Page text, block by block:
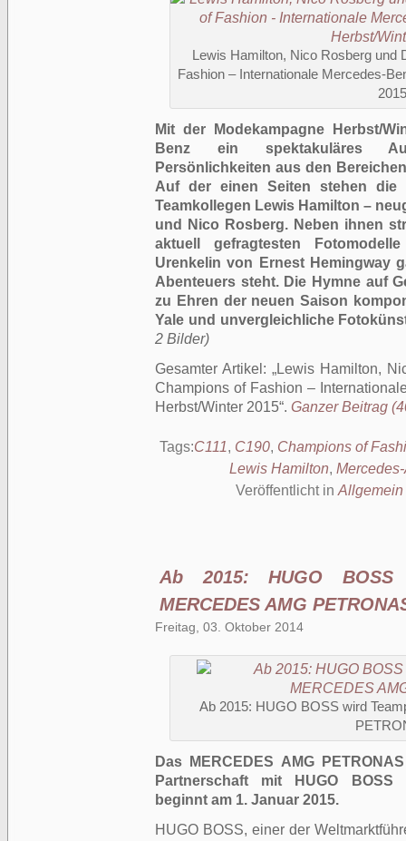
Lewis Hamilton, Nico Rosberg und
Fashion – Internationale Mercedes-
2015
Mit der Modekampagne Herbst/
Benz ein spektakuläres
Persönlichkeiten aus den
Auf der einen Seiten stehen die
Teamkollegen Lewis Hamilton –
und Nico Rosberg. Neben ihnen
aktuell gefragtesten
Urenkelin von Ernest Hemingway
Abenteuers steht. Die Hymne auf
zu Ehren der neuen Saison
Yale und unvergleichliche
2 Bilder)
Gesamter Artikel:
Lewis Hamilton,
Champions of Fashion –
Herbst/Winter 2015 . Ganzer Beitrag
Tags:C111, C190, Champions of
Lewis Hamilton,
Veröffentlicht in Allgemein
Ab 2015: HUGO
MERCEDES AMG
Freitag, 03. Oktober 2014
Ab 2015: HUGO BOSS wird
Das MERCEDES AMG
Partnerschaft mit HUGO BOSS
beginnt am 1. Januar 2015.
HUGO BOSS, einer der